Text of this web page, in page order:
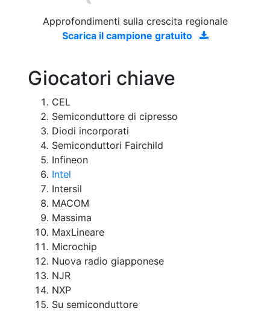
Approfondimenti sulla crescita regionale
Scarica il campione gratuito
Giocatori chiave
CEL
Semiconduttore di cipresso
Diodi incorporati
Semiconduttori Fairchild
Infineon
Intel
Intersil
MACOM
Massima
MaxLineare
Microchip
Nuova radio giapponese
NJR
NXP
Su semiconduttore